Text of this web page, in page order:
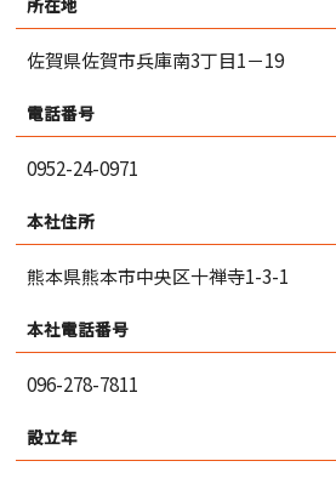
所在地
佐賀県佐賀市兵庫南3丁目1－19
電話番号
0952-24-0971
本社住所
熊本県熊本市中央区十禅寺1-3-1
本社電話番号
096-278-7811
設立年